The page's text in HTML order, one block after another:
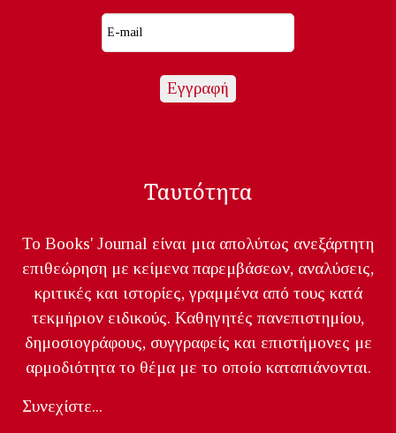
Ταυτότητα
Το Books' Journal είναι μια απολύτως ανεξάρτητη
επιθεώρηση με κείμενα παρεμβάσεων, αναλύσεις,
κριτικές και ιστορίες, γραμμένα από τους κατά
τεκμήριον ειδικούς. Καθηγητές πανεπιστημίου,
δημοσιογράφους, συγγραφείς και επιστήμονες με
αρμοδιότητα το θέμα με το οποίο καταπιάνονται.
Συνεχίστε...